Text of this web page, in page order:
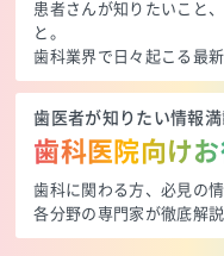
患者さんが知りたいこと
と。
歯科業界で日々起こる最
歯医者が知りたい情報満
歯科医院向け
歯科に関わる方、必見の
各分野の専門家が徹底解説